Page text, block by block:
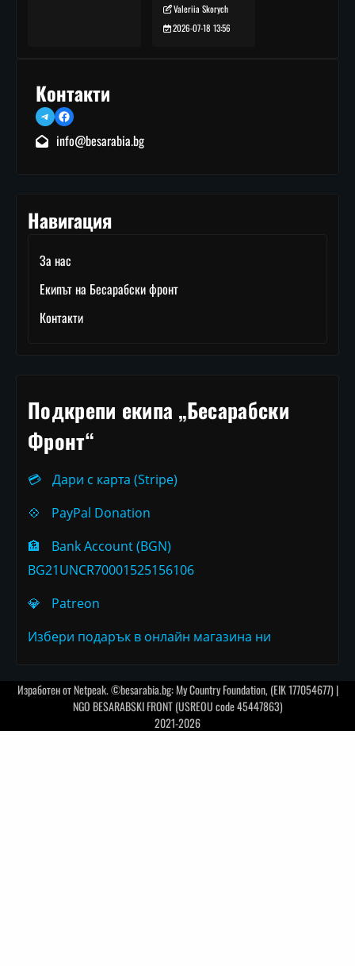
Valeriia Skorych
2026-07-18 13:56
Контакти
TelegramFacebook
info@besarabia.bg
Навигация
За нас
Екипът на Бесарабски фронт
Контакти
Подкрепи екипа „Бесарабски
Фронт“
💳
Дари с карта (Stripe)
💠
PayPal Donation
🏦
Bank Account (BGN)
BG21UNCR70001525156106
💎
Patreon
Избери подарък в онлайн магазина ни
Изработен отNetpeak. ©besarabia.bg: My Country Foundation, (EIK 177054677) |
NGO BESARABSKI FRONT (USREOU code 45447863)
2021-2026